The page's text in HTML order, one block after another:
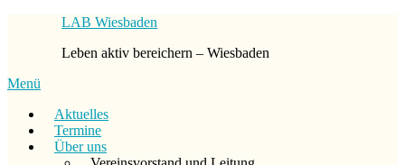
LAB Wiesbaden
Leben aktiv bereichern – Wiesbaden
Menü
Aktuelles
Termine
Über uns